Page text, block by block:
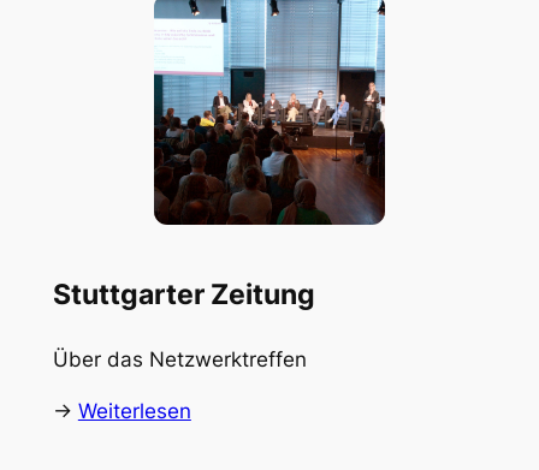
Stuttgarter Zeitung
Über das Netzwerktreffen
-> Weiterlesen